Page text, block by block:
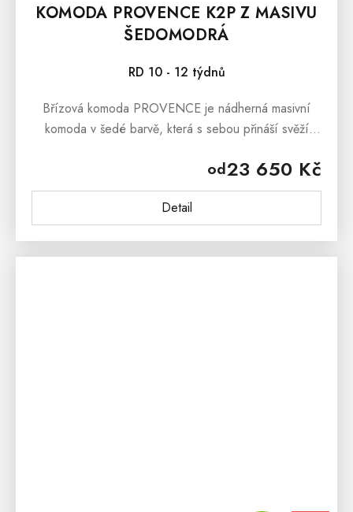
KOMODA PROVENCE K2P Z MASIVU
ŠEDOMODRÁ
RD 10 - 12 týdnů
od23 650 Kč
Detail
Břízová komoda PROVENCE je nádherná masivní
komoda v šedé barvě, která s sebou přináší svěží
komoda PROVENCE je vyrobena z...